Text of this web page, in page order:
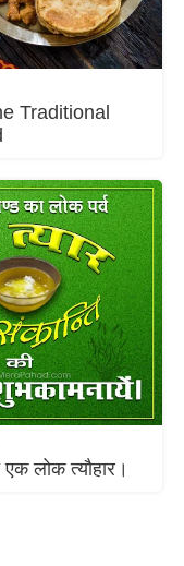
Traditional
लोक त्यौहार।